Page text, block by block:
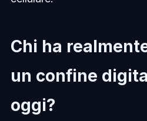
Chi ha
un confine
oggi?